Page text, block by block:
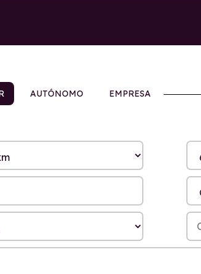
AUTÓNOMO EMPRESA